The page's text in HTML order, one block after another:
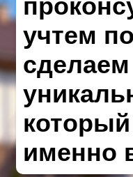
учтем
сделаем
именно